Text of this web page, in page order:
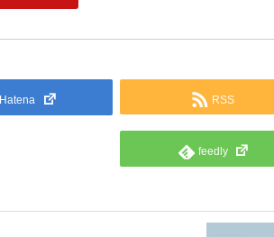
Hatena RSS
feedly